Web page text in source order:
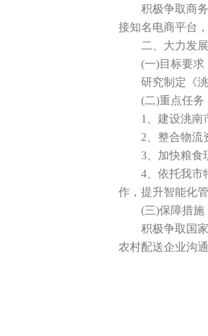
积极争取商务
接知名电商平台
二、大力发展
(一)目标要求
研究制定《洮
(二)重点任务
1、建设洮南市
2、整合物流资
3、加快粮食现
4、依托我市特
作，提升智能化
(三)保障措施
积极争取国家
农村配送企业沟